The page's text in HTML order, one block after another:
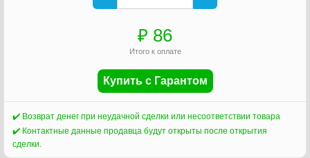
₽ 86
Итого к оплате
Купить с Гарантом
✔️ Возврат денег при неудачной сделки или несоответствии товара
✔️ Контактные данные продавца будут открыты после открытия
сделки.